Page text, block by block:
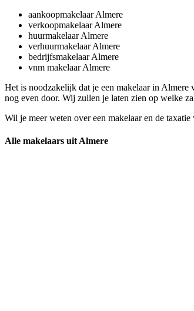
aankoopmakelaar Almere
verkoopmakelaar Almere
huurmakelaar Almere
verhuurmakelaar Almere
bedrijfsmakelaar Almere
vnm makelaar Almere
Het is noodzakelijk dat je een makelaar in
nog even door. Wij zullen je laten zien op welke
Wil je meer weten over een makelaar en de
Alle makelaars uit Almere